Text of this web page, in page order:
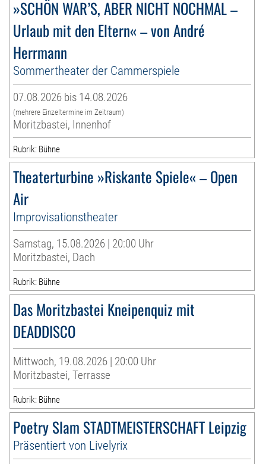
»SCHÖN WAR’S, ABER NICHT NOCHMAL –
Urlaub mit den Eltern« – von André
Herrmann
Sommertheater der Cammerspiele
07.08.2026 bis 14.08.2026
(mehrere Einzeltermine im Zeitraum)
Moritzbastei, Innenhof
Rubrik: Bühne
Theaterturbine »Riskante Spiele« – Open
Air
Improvisationstheater
Samstag, 15.08.2026 | 20:00 Uhr
Moritzbastei, Dach
Rubrik: Bühne
Das Moritzbastei Kneipenquiz mit
DEADDISCO
Mittwoch, 19.08.2026 | 20:00 Uhr
Moritzbastei, Terrasse
Rubrik: Bühne
Poetry Slam STADTMEISTERSCHAFT Leipzig
Präsentiert von Livelyrix